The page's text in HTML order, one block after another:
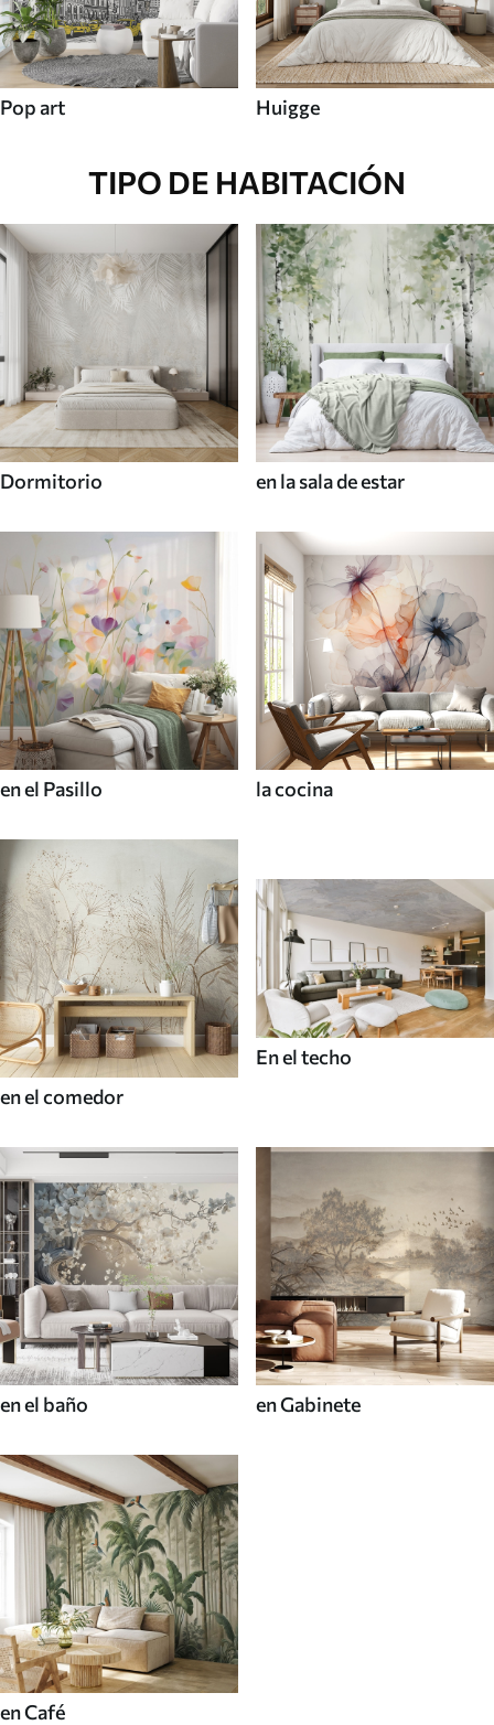
Pop art Huigge
TIPO DE HABITACIÓN
Dormitorio en la sala de estar
en el Pasillo la cocina
en el comedor
En el techo
en el baño en Gabinete
en Café